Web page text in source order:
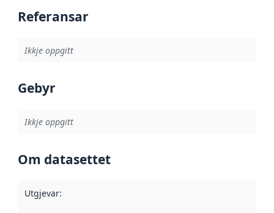
Referansar
Ikkje oppgitt
Gebyr
Ikkje oppgitt
Om datasettet
Utgjevar: